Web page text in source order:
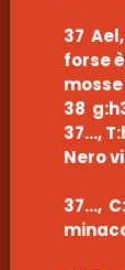
37
forse
38
37…,
Nero
37…,